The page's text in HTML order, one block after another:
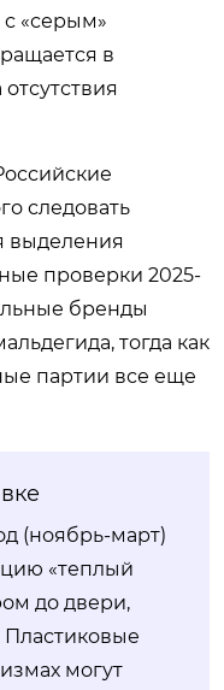
«серым»
в
следовать
выделения
проверки 2025-
бренды
тогда как
партии все еще
(ноябрь-март)
«теплый
до двери,
могут